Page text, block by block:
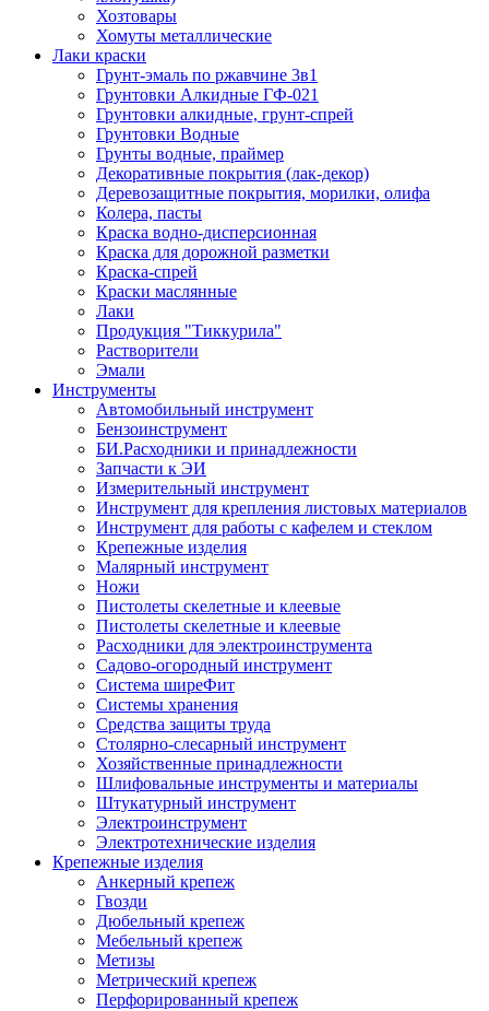
Хозтовары
Хомуты металлические
Лаки краски
Грунт-эмаль по ржавчине 3в1
Грунтовки Алкидные ГФ-021
Грунтовки алкидные, грунт-спрей
Грунтовки Водные
Грунты водные, праймер
Декоративные покрытия (лак-декор)
Деревозащитные покрытия, морилки, олифа
Колера, пасты
Краска водно-дисперсионная
Краска для дорожной разметки
Краска-спрей
Краски маслянные
Лаки
Продукция "Тиккурила"
Растворители
Эмали
Инструменты
Автомобильный инструмент
Бензоинструмент
БИ.Расходники и принадлежности
Запчасти к ЭИ
Измерительный инструмент
Инструмент для крепления листовых материалов
Инструмент для работы с кафелем и стеклом
Крепежные изделия
Малярный инструмент
Ножи
Пистолеты скелетные и клеевые
Пистолеты скелетные и клеевые
Расходники для электроинструмента
Садово-огородный инструмент
Система ширеФит
Системы хранения
Средства защиты труда
Столярно-слесарный инструмент
Хозяйственные принадлежности
Шлифовальные инструменты и материалы
Штукатурный инструмент
Электроинструмент
Электротехнические изделия
Крепежные изделия
Анкерный крепеж
Гвозди
Дюбельный крепеж
Мебельный крепеж
Метизы
Метрический крепеж
Перфорированный крепеж